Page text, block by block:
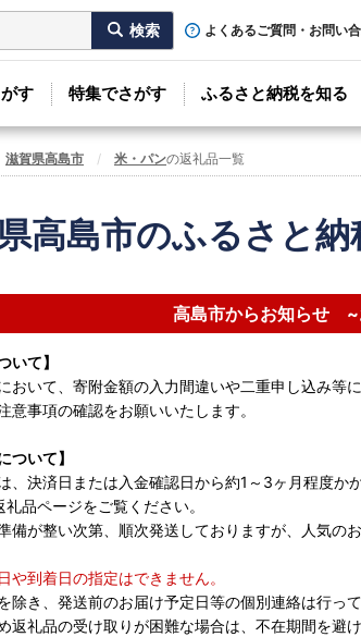
よくあるご質問・お問い
す 特集でさがす ふるさと納税を知る
滋賀県高島市 米・パンの返礼品一覧
高島市のふるさと
高島市からお知らせ ~
いて】
おいて、寄附金額の入力間違いや二重申し込み等
意事項の確認をお願いいたします。
ついて】
、決済日または入金確認日から約1～3ヶ月程度か
品ページをご覧ください。
備が整い次第、順次発送しておりますが、人気
や到着日の指定はできません。
除き、発送前のお届け予定日等の個別連絡は行って
返礼品の受け取りが困難な場合は、不在期間を